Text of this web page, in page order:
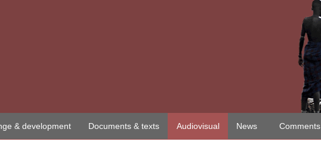
& development Documents & texts Audiovisual News Comments